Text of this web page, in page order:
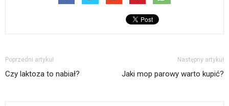
Poprzedni artykuł
Czy laktoza to nabiał?
Następny artykuł
Jaki mop parowy warto kupić?